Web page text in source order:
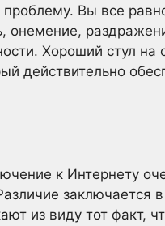
Вы все
онемение,
Хороший стул
действительно
к Интернету
заключается
из виду тот факт,